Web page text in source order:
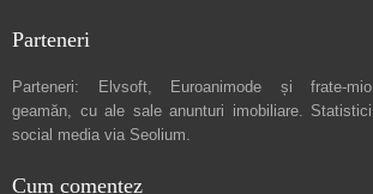
Parteneri
Parteneri: Elvsoft, Euroanimode și frate-mio
geamăn, cu ale sale anunturi imobiliare. Statistici
social media via Seolium.
Cum comentez